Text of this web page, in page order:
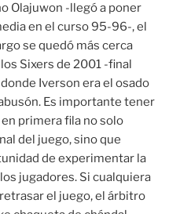
Olajuwon -llegó a poner
en el curso 95-96-, el
se quedó más cerca
Sixers de 2001 -final
Iverson era el osado
Es importante tener
primera fila no solo
del juego, sino que
de experimentar la
jugadores. Si cualquiera
el juego, el árbitro